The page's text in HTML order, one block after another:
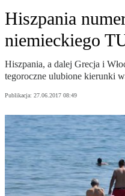
Hiszpania
niemieckiego
Hiszpania, a dalej Grecja i
tegoroczne ulubione kierunki
Publikacja: 27.06.2017 08:49